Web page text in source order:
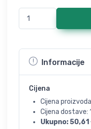
Informacije
Cijena
Cijena
Cijena dostave:
Ukupno:50,61